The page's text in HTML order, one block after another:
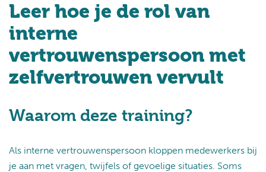
Leer hoe je de rol van
interne
vertrouwenspersoon met
zelfvertrouwen vervult
Waarom deze training?
Als interne vertrouwenspersoon kloppen medewerkers bij
je aan met vragen, twijfels of gevoelige situaties. Soms